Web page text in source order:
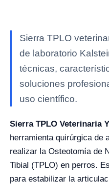
Sierra TPLO
de laboratorio
técnicas,
soluciones
uso científico.
Sierra TPLO Veterinaria
herramienta quirúrgica de
realizar la Osteotomía de
Tibial (TPLO) en perros.
para estabilizar la